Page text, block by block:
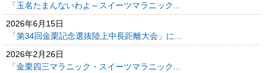
「玉名たまんないわよ～スイーツマラニック...
2026年6月15日
「第34回金栗記念選抜陸上中長距離大会」に...
2026年2月26日
「金栗四三マラニック・スイーツマラニック...